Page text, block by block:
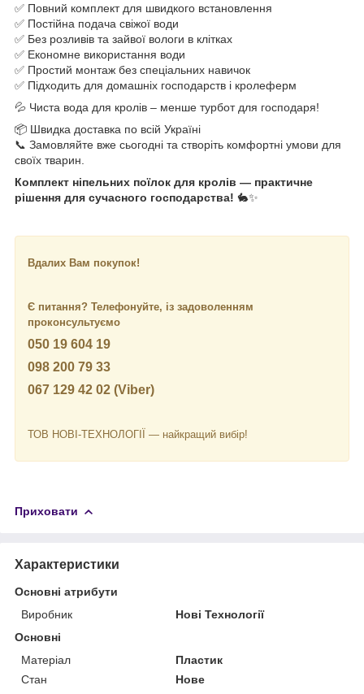
✅ Повний комплект для швидкого встановлення
✅ Постійна подача свіжої води
✅ Без розливів та зайвої вологи в клітках
✅ Економне використання води
✅ Простий монтаж без спеціальних навичок
✅ Підходить для домашніх господарств і кролеферм
💦 Чиста вода для кролів – менше турбот для господаря!
📦 Швидка доставка по всій Україні
📞 Замовляйте вже сьогодні та створіть комфортні умови для
своїх тварин.
Комплект ніпельних поїлок для кролів — практичне
рішення для сучасного господарства! 🐇✨
Вдалих Вам покупок!
Є питання? Телефонуйте, із задоволенням
проконсультуємо
050 19 604 19
098 200 79 33
067 129 42 02 (Viber)
ТОВ НОВІ-ТЕХНОЛОГІЇ — найкращий вибір!
Приховати
Характеристики
Основні атрибути
Виробник
Нові Технології
Основні
Матеріал
Пластик
Стан
Нове